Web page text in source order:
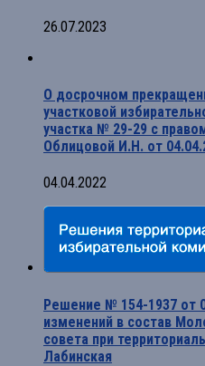
26.07.2023
О досрочном
участковой
участка № 29-29 с
Облицовой И.Н. от
04.04.2022
Решение № 154-1937 от
изменений в состав
совета при
Лабинская